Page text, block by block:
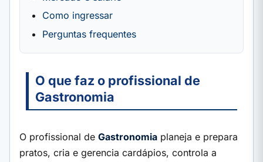
Como ingressar
Perguntas frequentes
O que faz o profissional de
Gastronomia
O profissional de Gastronomia planeja e prepara
pratos, cria e gerencia cardápios, controla a